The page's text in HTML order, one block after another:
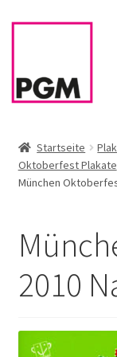
Zur
Zum
News
Rahmen &
Firmenservice –
Referenzen
Startseite
Oktoberfest Plakate
München
2010